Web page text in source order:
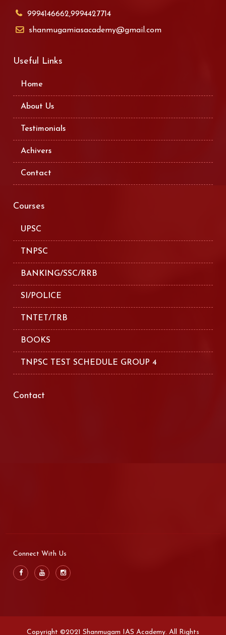
9994146662,9994427714
shanmugamiasacademy@gmail.com
Useful Links
Home
About Us
Testimonials
Achivers
Contact
Courses
UPSC
TNPSC
BANKING/SSC/RRB
SI/POLICE
TNTET/TRB
BOOKS
TNPSC TEST SCHEDULE GROUP 4
Contact
Connect With Us
Copyright ©2021 Shanmugam IAS Academy. All Rights